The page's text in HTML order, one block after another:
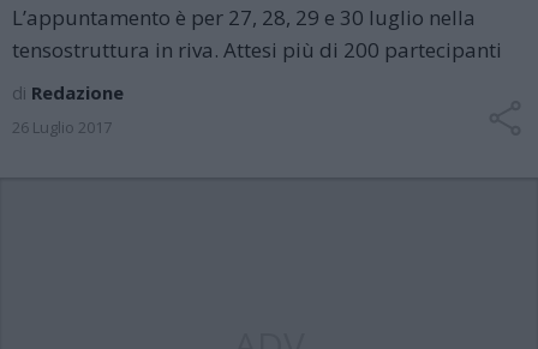
L’appuntamento è per 27, 28, 29 e 30 luglio nella
tensostruttura in riva. Attesi più di 200 partecipanti
di Redazione
26 Luglio 2017